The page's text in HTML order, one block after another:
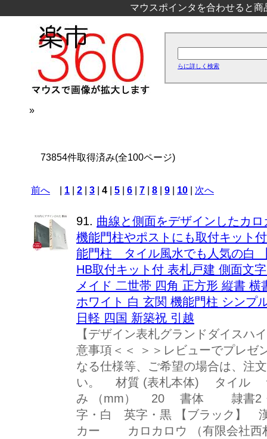
マウスポインタを合わせると
らに詳しく検索
»
73854件取得済み(全100ページ)
前へ 1 2 3 4 5 6 7 8 9 10 次へ
91. 曲線と側面をデザインしたカ
機能門柱やポストにも取付キット
能門柱 タイル風水でも人気の白
HB取付キット付 表札戸建 側面文
メイド 二世帯 四角 正方形 縦書
ホワイト 白 玄関 機能門柱 シンプ
日軽 四国 新築祝 引越
【デザイン表札グランドダイスハ
意事項＜＜ ＞＞レビューでプレゼ
なる仕様等、ご希望の場合は、注
い。 材質 (表札本体) タイル
み （mm） 20 書体 隷書2・
字・白 英字・黒 【ブラック】
カー カロカロウ （有限会社西